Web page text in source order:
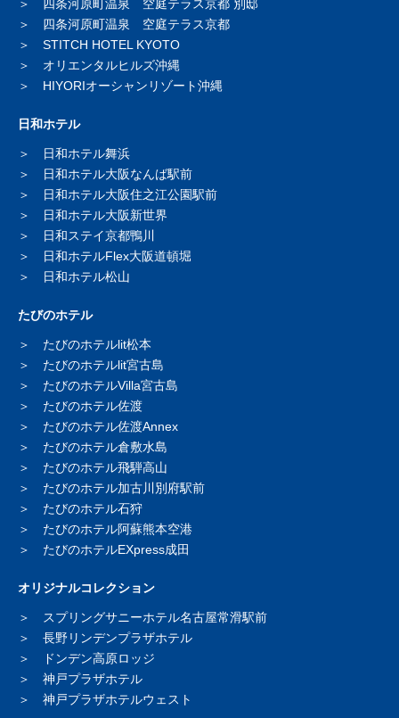
四条河原町温泉 空庭テラス京都 別邸
四条河原町温泉 空庭テラス京都
STITCH HOTEL KYOTO
オリエンタルヒルズ沖縄
HIYORIオーシャンリゾート沖縄
日和ホテル
日和ホテル舞浜
日和ホテル大阪なんば駅前
日和ホテル大阪住之江公園駅前
日和ホテル大阪新世界
日和ステイ京都鴨川
日和ホテルFlex大阪道頓堀
日和ホテル松山
たびのホテル
たびのホテルlit松本
たびのホテルlit宮古島
たびのホテルVilla宮古島
たびのホテル佐渡
たびのホテル佐渡Annex
たびのホテル倉敷水島
たびのホテル飛騨高山
たびのホテル加古川別府駅前
たびのホテル石狩
たびのホテル阿蘇熊本空港
たびのホテルEXpress成田
オリジナルコレクション
スプリングサニーホテル名古屋常滑駅前
長野リンデンプラザホテル
ドンデン高原ロッジ
神戸プラザホテル
神戸プラザホテルウェスト